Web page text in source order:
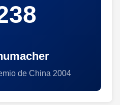
de China 2004